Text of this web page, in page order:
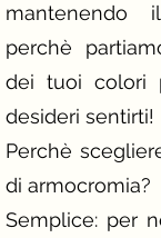
perchè
dei tuoi colori
desideri sentirti!
Perchè
di armocromia?
Semplice: per